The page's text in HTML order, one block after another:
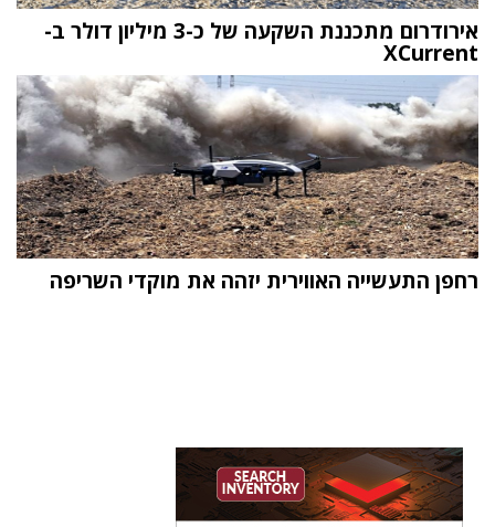
אירודרום מתכננת השקעה של כ-3 מיליון דולר ב-
XCurrent
רחפן התעשייה האווירית יזהה את מוקדי השריפה